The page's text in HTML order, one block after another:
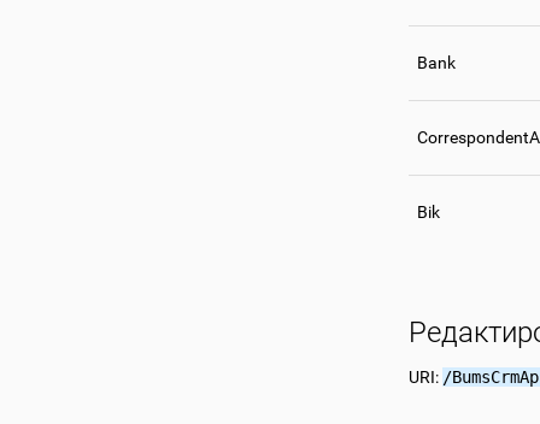
Bank
Bik
URI: /